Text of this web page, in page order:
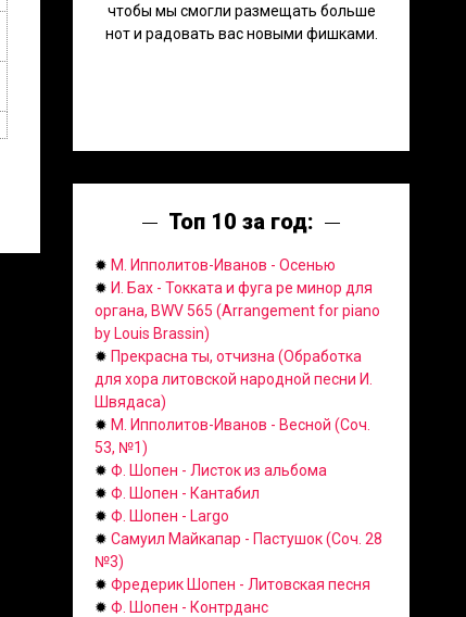
чтобы мы смогли размещать больше
нот и радовать вас новыми фишками.
Топ 10 за год:
✹ М. Ипполитов-Иванов - Осенью
✹ И. Бах - Токката и фуга ре минор для
органа, BWV 565 (Arrangement for piano
by Louis Brassin)
✹ Прекрасна ты, отчизна (Обработка
для хора литовской народной песни И.
Швядаса)
✹ М. Ипполитов-Иванов - Весной (Соч.
53, №1)
✹ Ф. Шопен - Листок из альбома
✹ Ф. Шопен - Кантабил
✹ Ф. Шопен - Largo
✹ Самуил Майкапар - Пастушок (Соч. 28
№3)
✹ Фредерик Шопен - Литовская песня
✹ Ф. Шопен - Контрданс